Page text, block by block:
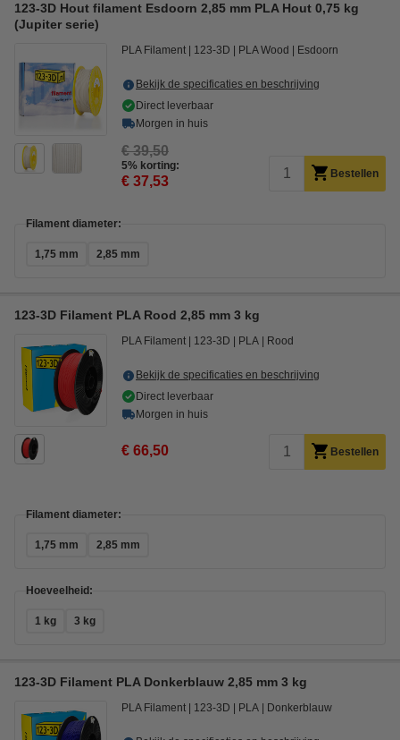
123-3D Hout filament Esdoorn 2,85 mm PLA Hout 0,75 kg
(Jupiter serie)
PLA Filament 123-3D PLA Wood Esdoorn
Bekijk de specificaties en beschrijving
Direct leverbaar
Morgen in huis
€ 39,50
5% korting:
€ 37,53 Bestellen
Filament diameter:
1,75 mm 2,85 mm
123-3D Filament PLA Rood 2,85 mm 3 kg
PLA Filament 123-3D PLA Rood
Bekijk de specificaties en beschrijving
Direct leverbaar
Morgen in huis
€ 66,50 Bestellen
Filament diameter:
1,75 mm 2,85 mm
Hoeveelheid:
1 kg 3 kg
123-3D Filament PLA Donkerblauw 2,85 mm 3 kg
PLA Filament 123-3D PLA Donkerblauw